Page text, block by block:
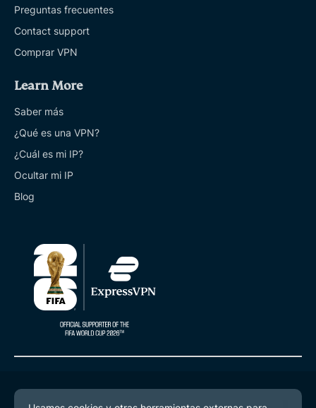
Preguntas frecuentes
Contact support
Comprar VPN
Learn More
Saber más
¿Qué es una VPN?
¿Cuál es mi IP?
Ocultar mi IP
Blog
© 2026 ExpressVPN. Todos los derechos reservados.